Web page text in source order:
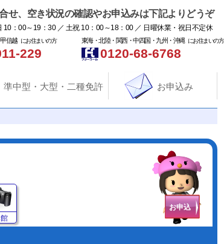
せ、空き状況の確認やお申込みは下記よりどうぞ
：00～19：30 ／ 土祝 10：00～18：00 ／ 日曜休業・祝日不定休
信越 にお住まいの方
229
東海・北陸・関西・中四国・九州・沖縄 にお住まいの方
0120-68-6768
準中型・大型・二種免許 お申込み
お申込